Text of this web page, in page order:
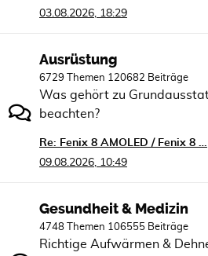
03.08.2026, 18:29
Ausrüstung
6729 Themen 120682 Beiträge
Was gehört zu
beachten?
Re: Fenix 8 AMOLED / Fenix 8 …
09.08.2026, 10:49
Gesundheit & Medizin
4748 Themen 106555 Beiträge
Richtige Aufwärmen &